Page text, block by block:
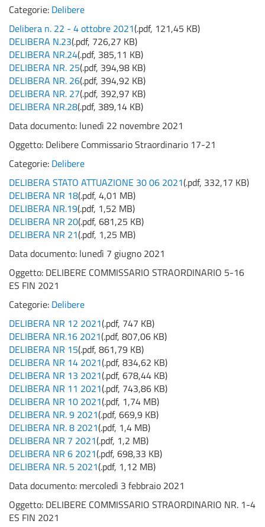
Categorie: Delibere
Delibera n. 22 - 4 ottobre 2021(.pdf, 121,45 KB)
DELIBERA N.23(.pdf, 726,27 KB)
DELIBERA NR.24(.pdf, 385,11 KB)
DELIBERA NR. 25(.pdf, 394,98 KB)
DELIBERA NR. 26(.pdf, 394,92 KB)
DELIBERA NR. 27(.pdf, 392,97 KB)
DELIBERA NR.28(.pdf, 389,14 KB)
Data documento: lunedì 22 novembre 2021
Oggetto: Delibere Commissario Straordinario 17-21
Categorie: Delibere
DELIBERA STATO ATTUAZIONE 30 06 2021(.pdf, 332,17 KB)
DELIBERA NR 18(.pdf, 4,01 MB)
DELIBERA NR.19(.pdf, 1,52 MB)
DELIBERA NR 20(.pdf, 681,25 KB)
DELIBERA NR 21(.pdf, 1,25 MB)
Data documento: lunedì 7 giugno 2021
Oggetto: DELIBERE COMMISSARIO STRAORDINARIO 5-16
ES FIN 2021
Categorie: Delibere
DELIBERA NR 12 2021(.pdf, 747 KB)
DELIBERA NR.16 2021(.pdf, 807,06 KB)
DELIBERA NR 15(.pdf, 861,79 KB)
DELIBERA NR 14 2021(.pdf, 834,62 KB)
DELIBERA NR 13 2021(.pdf, 678,44 KB)
DELIBERA NR 11 2021(.pdf, 743,86 KB)
DELIBERA NR 10 2021(.pdf, 1,74 MB)
DELIBERA NR. 9 2021(.pdf, 669,9 KB)
DELIBERA NR. 8 2021(.pdf, 1,4 MB)
DELIBERA NR 7 2021(.pdf, 1,2 MB)
DELIBERA NR 6 2021(.pdf, 698,33 KB)
DELIBERA NR. 5 2021(.pdf, 1,12 MB)
Data documento: mercoledì 3 febbraio 2021
Oggetto: DELIBERE COMMISSARIO STRAORDINARIO NR. 1-4
ES FIN 2021